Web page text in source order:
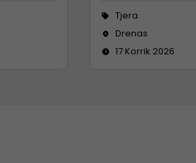
Tjera
Drenas
17 Korrik 2026